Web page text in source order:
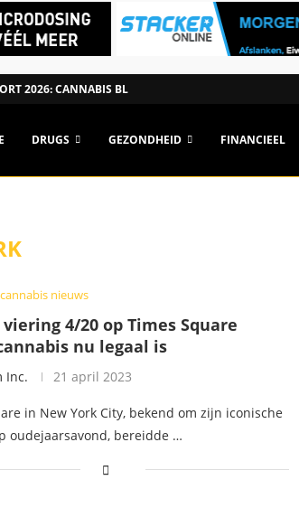
2026: CANNABIS BLIJFT POPULAIRSTE DRUG, MAAR...
DRUGS GEZONDHEID FINANCIEEL
nieuws
viering 4/20 op Times Square
nu legaal is
Inc. 21 april 2023
in New York City, bekend om zijn iconische
oudejaarsavond, bereidde …